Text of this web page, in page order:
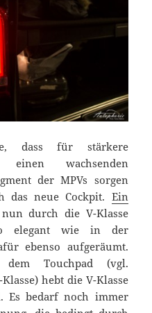
dass für stärkere
einen wachsenden
der MPVs sorgen
neue Cockpit. Ein
durch die V-Klasse
elegant wie in der
ebenso aufgeräumt.
Touchpad (vgl.
hebt die V-Klasse
Es bedarf noch immer